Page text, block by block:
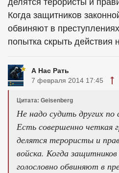
делятся терористы и
Когда защитников
обвиняют в
попытка скрыть действия
А Нас Рать
7 февраля 2014 17:45
Цитата: Geisenberg
Не надо судить других
Есть совершенно четкая
делятся терористы и
войска. Когда
голословно обвиняют в